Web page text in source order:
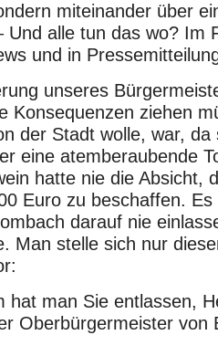
miteinander über
Und alle tun das wo? Im
und in
unseres
Konsequenzen ziehen
der Stadt wolle, war, da
eine atemberaubende
hatte nie die Absicht,
Euro zu beschaffen.
darauf nie
Man stelle sich nur
hat man Sie entlassen,
Oberbürgermeister von